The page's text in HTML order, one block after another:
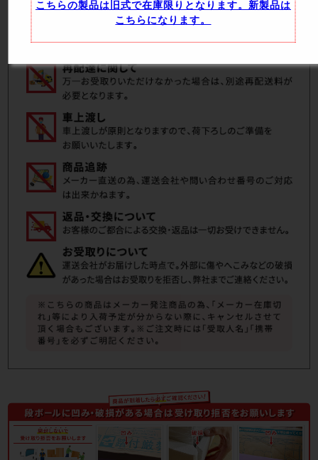
こちらの製品は旧式で在庫限りとなります。新製品は
こちらになります。